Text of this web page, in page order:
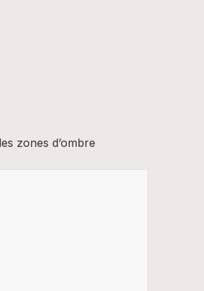
zones d’ombre